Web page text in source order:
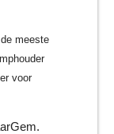
meeste
voor